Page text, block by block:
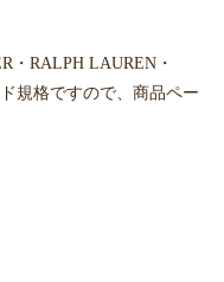
・RALPH LAUREN・
規格ですので、商品ペー